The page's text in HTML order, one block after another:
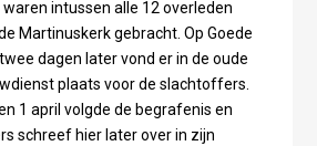
intussen alle 12 overleden
Martinuskerk gebracht. Op Goede
dagen later vond er in de oude
plaats voor de slachtoffers.
1 april volgde de begrafenis en
schreef hier later over in zijn